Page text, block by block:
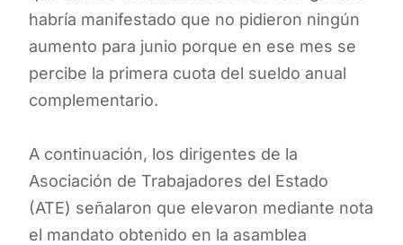
habría manifestado que no pidieron ningún
aumento para junio porque en ese mes se
percibe la primera cuota del sueldo anual
complementario.
A continuación, los dirigentes de la
Asociación de Trabajadores del Estado
(ATE) señalaron que elevaron mediante nota
el mandato obtenido en la asamblea